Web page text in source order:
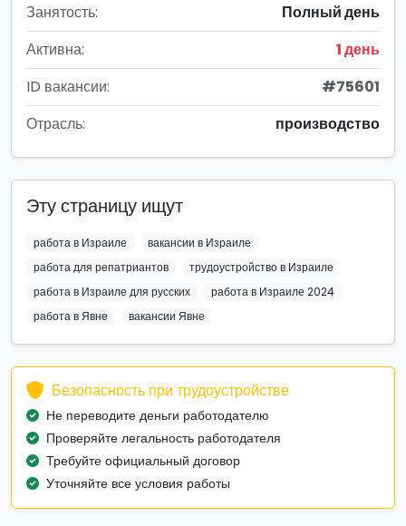
Занятость:
Полный день
Активна:
1 день
ID вакансии:
#75601
Отрасль:
производство
Эту страницу ищут
работа в Израиле
вакансии в Израиле
работа для репатриантов
трудоустройство в Израиле
работа в Израиле для русских
работа в Израиле 2024
работа в Явне
вакансии Явне
Безопасность при трудоустройстве
Не переводите деньги работодателю
Проверяйте легальность работодателя
Требуйте официальный договор
Уточняйте все условия работы